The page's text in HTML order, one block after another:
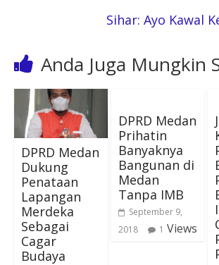
Sihar: Ayo Kawal
Anda Juga Mungkin
DPRD Medan
Dukung
Penataan
Lapangan
Merdeka
Sebagai
Cagar
Budaya
DPRD Medan
Prihatin
Banyaknya
Bangunan di
Medan
Tanpa IMB
September 9,
2018
1 Views